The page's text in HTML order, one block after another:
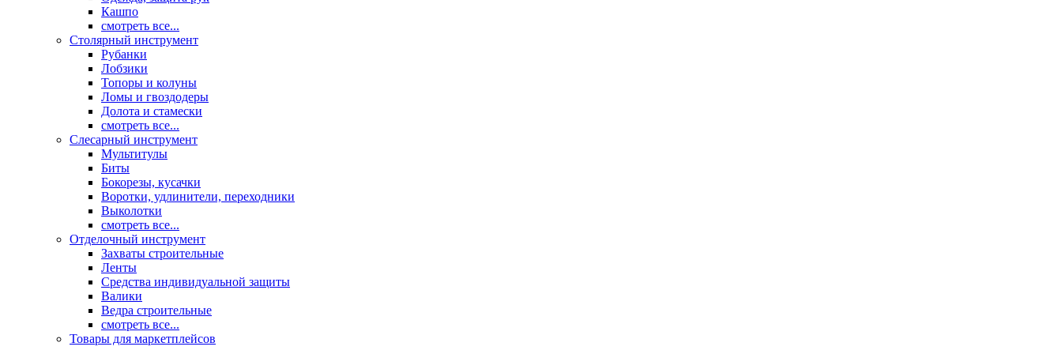
Кашпо
смотреть все...
Столярный инструмент
Рубанки
Лобзики
Топоры и колуны
Ломы и гвоздодеры
Долота и стамески
смотреть все...
Слесарный инструмент
Мультитулы
Биты
Бокорезы, кусачки
Воротки, удлинители, переходники
Выколотки
смотреть все...
Отделочный инструмент
Захваты строительные
Ленты
Средства индивидуальной защиты
Валики
Ведра строительные
смотреть все...
Товары для маркетплейсов